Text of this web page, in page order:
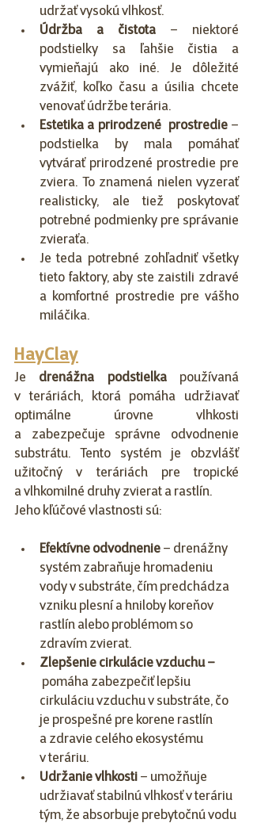
udržať vysokú vlhkosť.
Údržba a čistota – niektoré
podstielky sa ľahšie čistia a
vymieňajú ako iné. Je dôležité
zvážiť, koľko času a úsilia chcete
venovať údržbe terária.
Estetika a prirodzené  prostredie –
podstielka by mala pomáhať
vytvárať prirodzené prostredie pre
zviera. To znamená nielen vyzerať
realisticky, ale tiež poskytovať
potrebné podmienky pre správanie
zvieraťa.
Je teda potrebné zohľadniť všetky
tieto faktory, aby ste zaistili zdravé
a komfortné prostredie pre vášho
miláčika.
HayClay
Je drenážna podstielka používaná
v teráriách, ktorá pomáha udržiavať
optimálne úrovne vlhkosti
a zabezpečuje správne odvodnenie
substrátu. Tento systém je obzvlášť
užitočný v teráriách pre tropické
a vlhkomilné druhy zvierat a rastlín.
Jeho kľúčové vlastnosti sú:
Efektívne odvodnenie – drenážny
systém zabraňuje hromadeniu
vody v substráte, čím predchádza
vzniku plesní a hniloby koreňov
rastlín alebo problémom so
zdravím zvierat.
Zlepšenie cirkulácie vzduchu –
pomáha zabezpečiť lepšiu
cirkuláciu vzduchu v substráte, čo
je prospešné pre korene rastlín
a zdravie celého ekosystému
v teráriu.
Udržanie vlhkosti – umožňuje
udržiavať stabilnú vlhkosť v teráriu
tým, že absorbuje prebytočnú vodu